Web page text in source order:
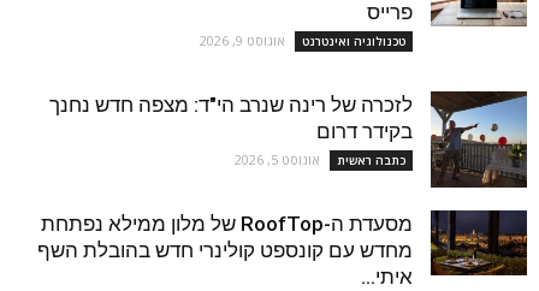
פרייס
טכנולוגיה ואינטרנט אוגוסט 9, 2026
לזכרה של רינה שנרב הי"ד: מצפה חדש נחנך
בקידר דרום
כתבה ראשית אוגוסט 5, 2026
מסעדת ה-RoofTop של מלון ממילא נפתחת
מחדש עם קונספט קולינרי חדש בהובלת השף
איתי...